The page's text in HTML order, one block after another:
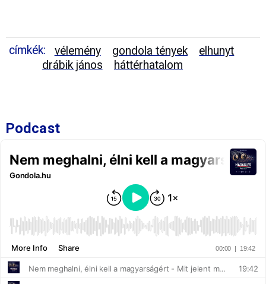
címkék: vélemény gondola tények
elhunyt
drábik jános
háttérhatalom
Podcast